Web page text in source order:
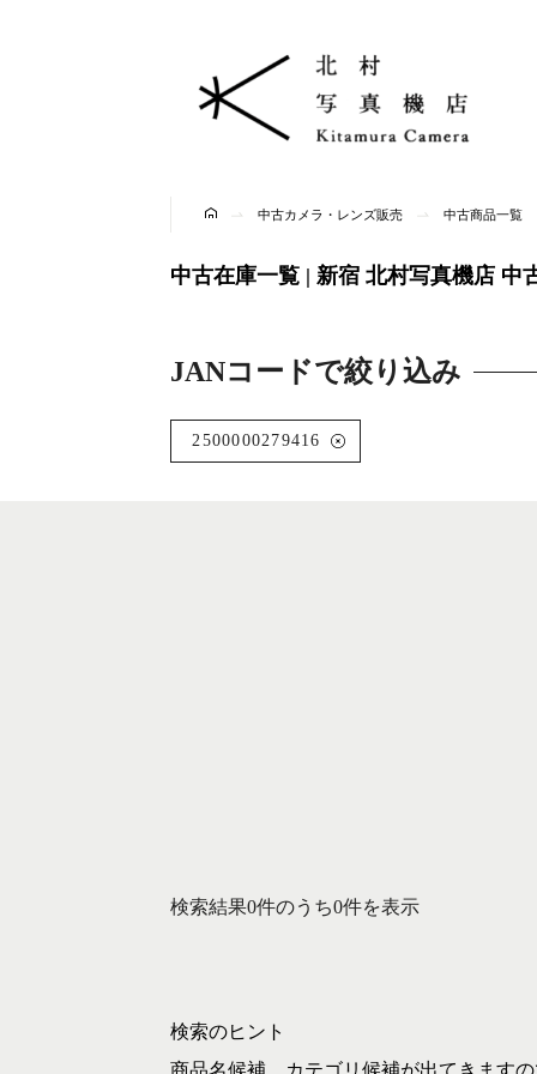
中古カメラ・レンズ販売 中古商品一覧
中古在庫一覧 | 新宿 北村写真機店 中
JANコードで絞り込み
2500000279416
検索結果0件のうち0件を表示
検索のヒント
商品名候補、カテゴリ候補が出てきます